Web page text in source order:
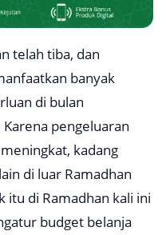
telah tiba, dan
banyak
di bulan
pengeluaran
kadang
di luar Ramadhan
itu di Ramadhan kali ini
budget belanja